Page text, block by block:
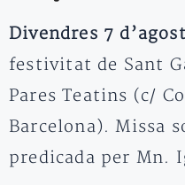
Divendres 7 d’agost
festivitat de Sant
Pares Teatins (c/
Barcelona). Missa
predicada per Mn.